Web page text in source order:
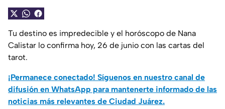
Tu destino es impredecible y el horóscopo de Nana
Calistar lo confirma hoy, 26 de junio con las cartas del
tarot.
¡Permanece conectado! Síguenos en nuestro canal de
difusión en WhatsApp para mantenerte informado de las
noticias más relevantes de Ciudad Juárez.